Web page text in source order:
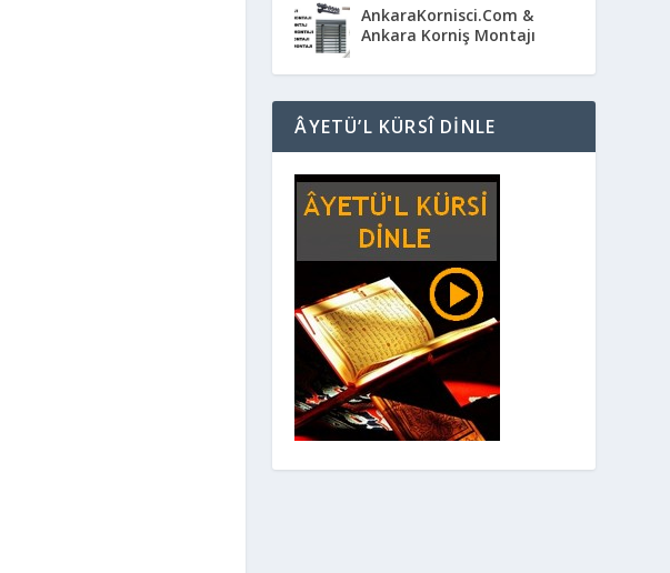
AnkaraKornisci.Com &
Ankara Korniş Montajı
ÂYETÜ’L KÜRSÎ DINLE